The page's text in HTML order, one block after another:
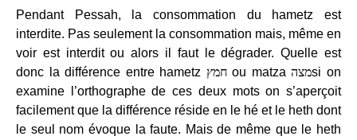
Pendant Pessah, la consommation du hametz est
interdite. Pas seulement la consommation mais, même en
voir est interdit ou alors il faut le dégrader. Quelle est
donc la différence entre hametz
חמץou matzaמצהsi on
examine l’orthographe de ces deux mots on s’aperçoit
facilement que la différence réside en le hé et le heth dont
le seul nom évoque la faute. Mais de même que le heth